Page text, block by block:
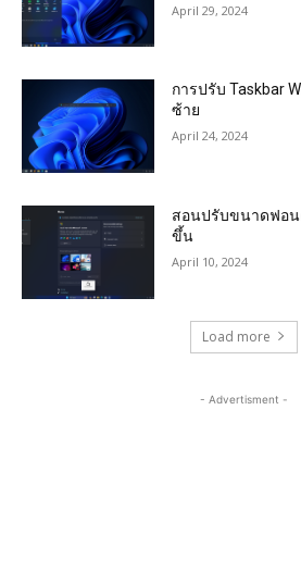
April 29, 2024
การปรับ Taskbar
ซ้าย
April 24, 2024
สอนปรับขนาดฟอน
ขึ้น
April 10, 2024
Load more
- Advertisment -